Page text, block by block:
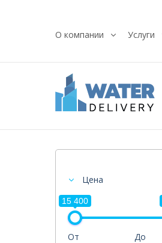
О компании Услуги
Цена
15 400
От До